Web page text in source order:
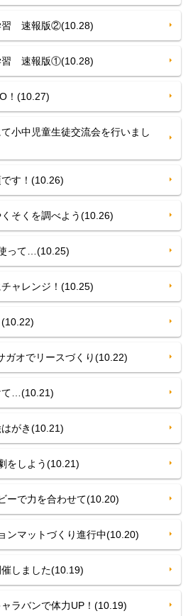
習 速報版②(10.28)
習 速報版①(10.28)
！(10.27)
小中児童生徒交流会を行いまし
す！(10.26)
そくを調べよう(10.26)
って…(10.25)
ャレンジ！(10.25)
オでリースづくり(10.22)
て…(10.21)
がき(10.21)
しよう(10.21)
で力を合わせて(10.20)
マットづくり進行中(10.20)
しました(10.19)
ラバンで体力UP！(10.19)